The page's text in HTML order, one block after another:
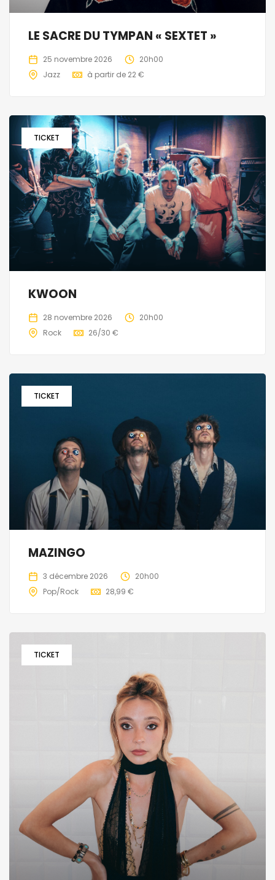
LE SACRE DU TYMPAN « SEXTET »
25 novembre 2026
20h00
Jazz
à partir de 22 €
TICKET
KWOON
28 novembre 2026
20h00
Rock
26/30 €
TICKET
MAZINGO
3 décembre 2026
20h00
Pop/Rock
28,99 €
TICKET